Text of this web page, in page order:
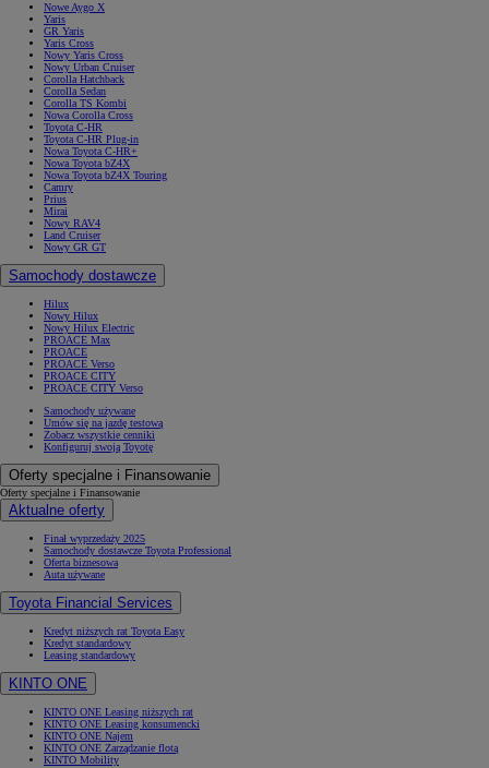
Nowe Aygo X
Yaris
GR Yaris
Yaris Cross
Nowy Yaris Cross
Nowy Urban Cruiser
Corolla Hatchback
Corolla Sedan
Corolla TS Kombi
Nowa Corolla Cross
Toyota C-HR
Toyota C-HR Plug-in
Nowa Toyota C-HR+
Nowa Toyota bZ4X
Nowa Toyota bZ4X Touring
Camry
Prius
Mirai
Nowy RAV4
Land Cruiser
Nowy GR GT
Samochody dostawcze
Hilux
Nowy Hilux
Nowy Hilux Electric
PROACE Max
PROACE
PROACE Verso
PROACE CITY
PROACE CITY Verso
Samochody używane
Umów się na jazdę testową
Zobacz wszystkie cenniki
Konfiguruj swoją Toyotę
Oferty specjalne i Finansowanie
Oferty specjalne i Finansowanie
Aktualne oferty
Finał wyprzedaży 2025
Samochody dostawcze Toyota Professional
Oferta biznesowa
Auta używane
Toyota Financial Services
Kredyt niższych rat Toyota Easy
Kredyt standardowy
Leasing standardowy
KINTO ONE
KINTO ONE Leasing niższych rat
KINTO ONE Leasing konsumencki
KINTO ONE Najem
KINTO ONE Zarządzanie flotą
KINTO Mobility